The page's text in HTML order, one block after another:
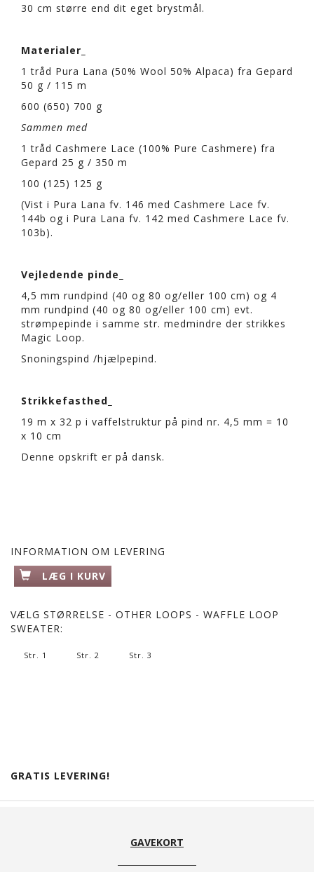
30 cm større end dit eget brystmål.
Materialer_
1 tråd Pura Lana (50% Wool 50% Alpaca) fra Gepard
50 g / 115 m
600 (650) 700 g
Sammen med
1 tråd Cashmere Lace (100% Pure Cashmere) fra
Gepard 25 g / 350 m
100 (125) 125 g
(Vist i Pura Lana fv. 146 med Cashmere Lace fv.
144b og i Pura Lana fv. 142 med Cashmere Lace fv.
103b).
Vejledende pinde_
4,5 mm rundpind (40 og 80 og/eller 100 cm) og 4
mm rundpind (40 og 80 og/eller 100 cm) evt.
strømpepinde i samme str. medmindre der strikkes
Magic Loop.
Snoningspind /hjælpepind.
Strikkefasthed_
19 m x 32 p i vaffelstruktur på pind nr. 4,5 mm = 10
x 10 cm
Denne opskrift er på dansk.
INFORMATION OM LEVERING
LÆG I KURV
VÆLG STØRRELSE - OTHER LOOPS - WAFFLE LOOP
SWEATER:
Str. 1 Str. 2 Str. 3
GRATIS LEVERING!
GAVEKORT